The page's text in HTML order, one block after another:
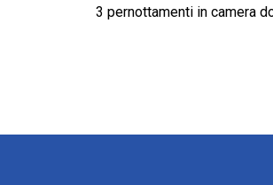
3 pernottamenti in camera